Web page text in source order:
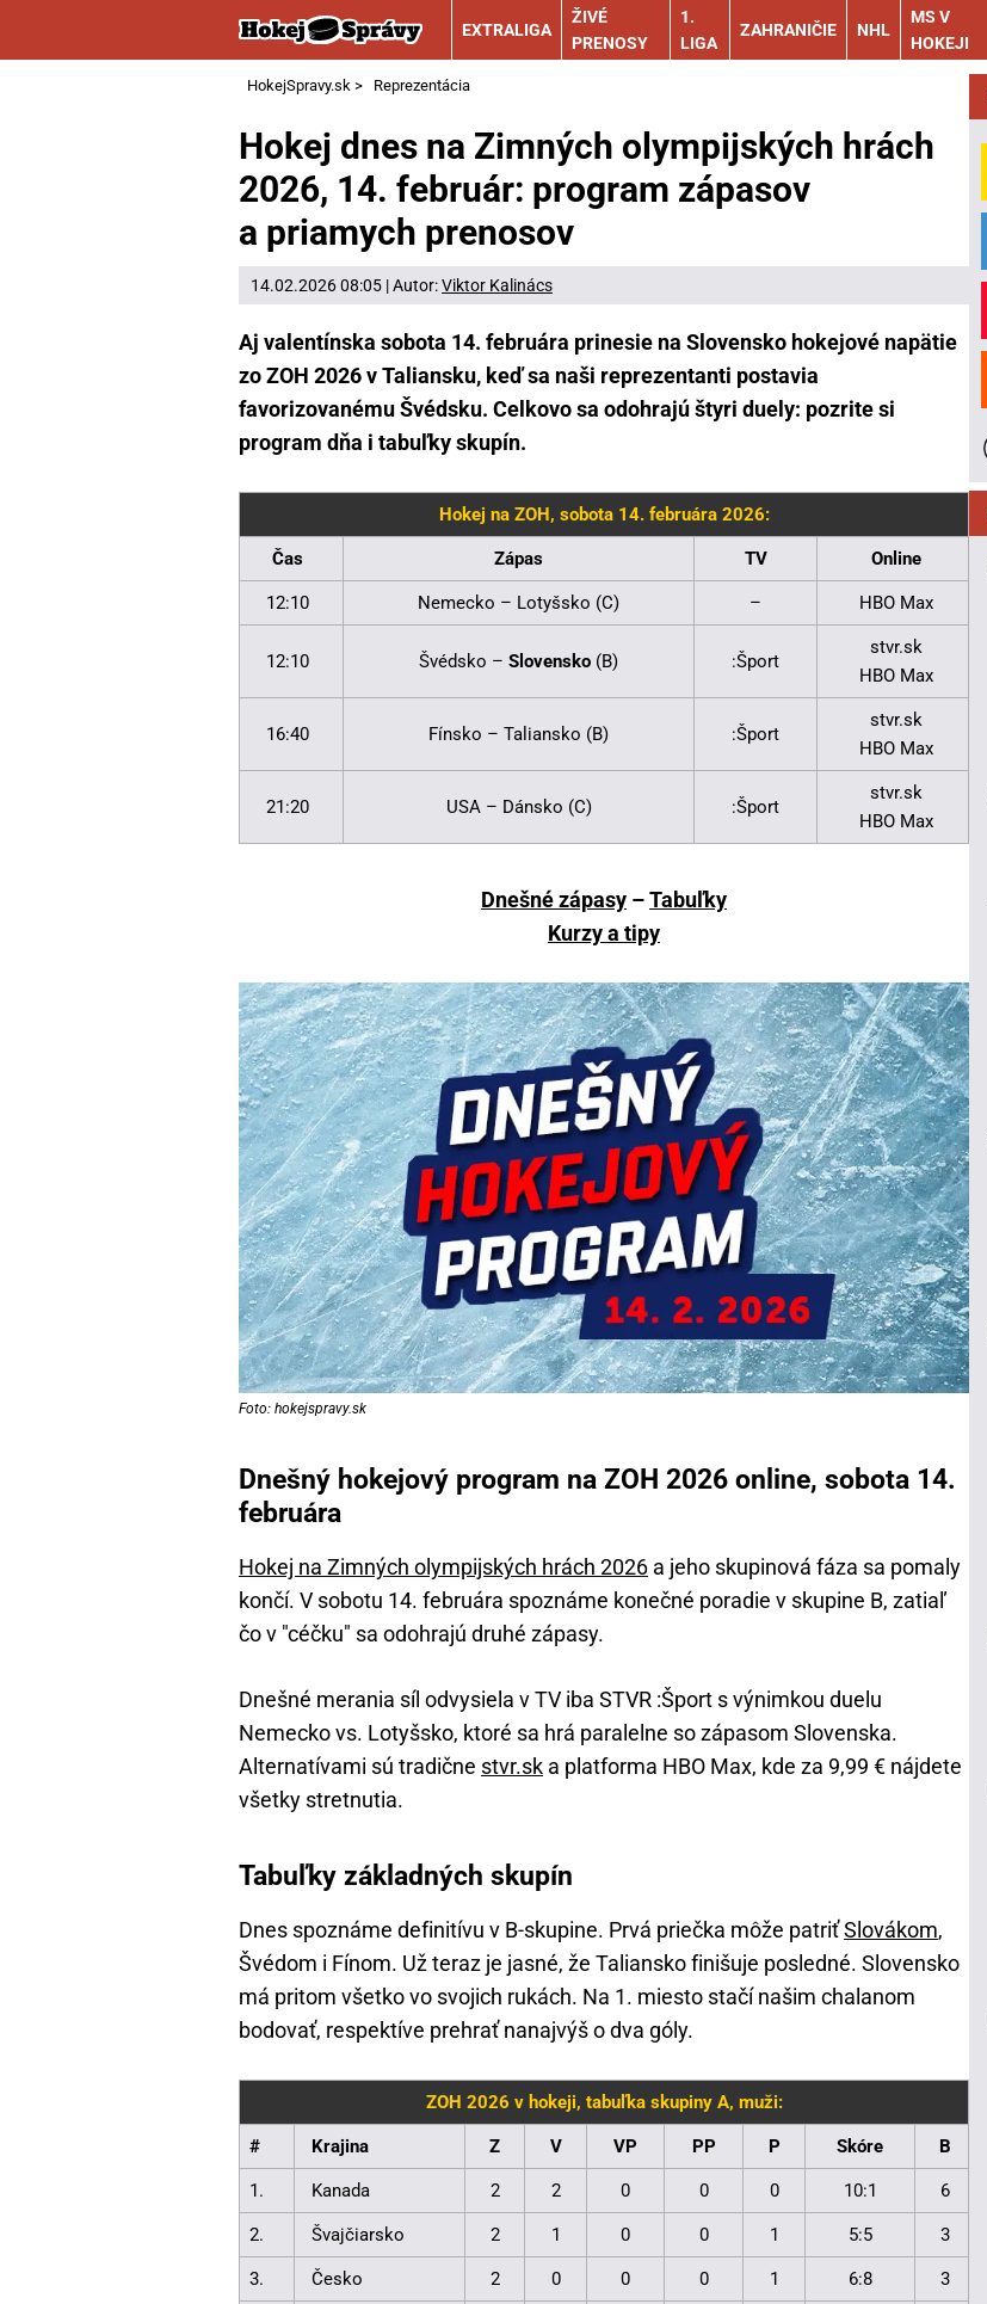
EXTRALIGA
ŽIVÉ
PRENOSY
1.
LIGA
ZAHRANIČIE NHL
MS V
HOKEJI
HokejSpravy.sk > Reprezentácia
Hokej dnes na Zimných olympijských hrách
2026, 14. február: program zápasov
a priamych prenosov
14.02.2026 08:05 | Autor:Viktor Kalinács
Aj valentínska sobota 14. februára prinesie na Slovensko hokejové napätie
zo ZOH 2026 v Taliansku, keď sa naši reprezentanti postavia
favorizovanému Švédsku. Celkovo sa odohrajú štyri duely: pozrite si
program dňa i tabuľky skupín.
Hokej na ZOH, sobota 14. februára 2026:
Čas Zápas TV Online
12:10 Nemecko – Lotyšsko (C) – HBO Max
12:10 Švédsko – Slovensko (B) :Šport
stvr.sk
HBO Max
16:40 Fínsko – Taliansko (B) :Šport
stvr.sk
HBO Max
21:20 USA – Dánsko (C) :Šport
stvr.sk
HBO Max
Dnešné zápasy –Tabuľky
Kurzy a tipy
Foto: hokejspravy.sk
Dnešný hokejový program na ZOH 2026 online, sobota 14.
februára
Hokej na Zimných olympijských hrách 2026 a jeho skupinová fáza sa pomaly
končí. V sobotu 14. februára spoznáme konečné poradie v skupine B, zatiaľ
čo v "céčku" sa odohrajú druhé zápasy.
Dnešné merania síl odvysiela v TV iba STVR :Šport s výnimkou duelu
Nemecko vs. Lotyšsko, ktoré sa hrá paralelne so zápasom Slovenska.
Alternatívami sú tradične stvr.sk a platforma HBO Max, kde za 9,99 € nájdete
všetky stretnutia.
Tabuľky základných skupín
Dnes spoznáme definitívu v B-skupine. Prvá priečka môže patriťSlovákom,
Švédom i Fínom. Už teraz je jasné, že Taliansko finišuje posledné. Slovensko
má pritom všetko vo svojich rukách. Na 1. miesto stačí našim chalanom
bodovať, respektíve prehrať nanajvýš o dva góly.
ZOH 2026 v hokeji, tabuľka skupiny A, muži:
# Krajina Z V VP PP P Skóre B
1. Kanada 2 2 0 0 0 10:1 6
2. Švajčiarsko 2 1 0 0 1 5:5 3
3. Česko 2 0 0 0 1 6:8 3